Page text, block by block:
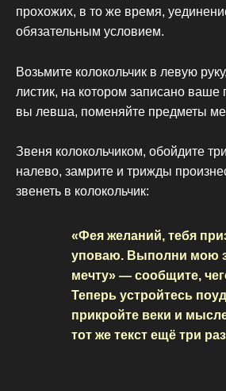
прохожих, в то же время,
обязательным условием.
Возьмите колокольчик в левую
листик, на котором записано
вы левша, поменяйте предметы
Звеня колокольчиком, обойдите
налево, замрите и трижды
звенеть в колокольчик:
«Фея желаний, тебя
уповаю. Выполни мою
мечту» — сообщите,
Теперь устройтесь
прикройте веки и
тот же текст ещё три